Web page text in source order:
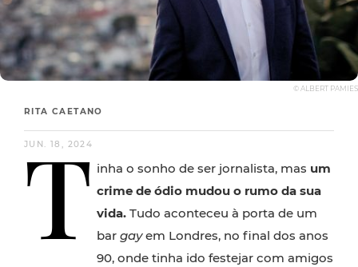
© ALBERT PAMIES
RITA CAETANO
JUN. 18, 2024
T inha o sonho de ser jornalista, mas um
crime de ódio mudou o rumo da sua
vida. Tudo aconteceu à porta de um
bar gayem Londres, no final dos anos
90, onde tinha ido festejar com amigos